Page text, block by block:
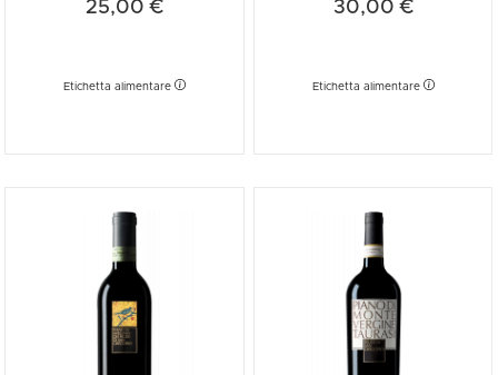
25,00 €
Etichetta alimentare
30,00 €
Etichetta alimentare